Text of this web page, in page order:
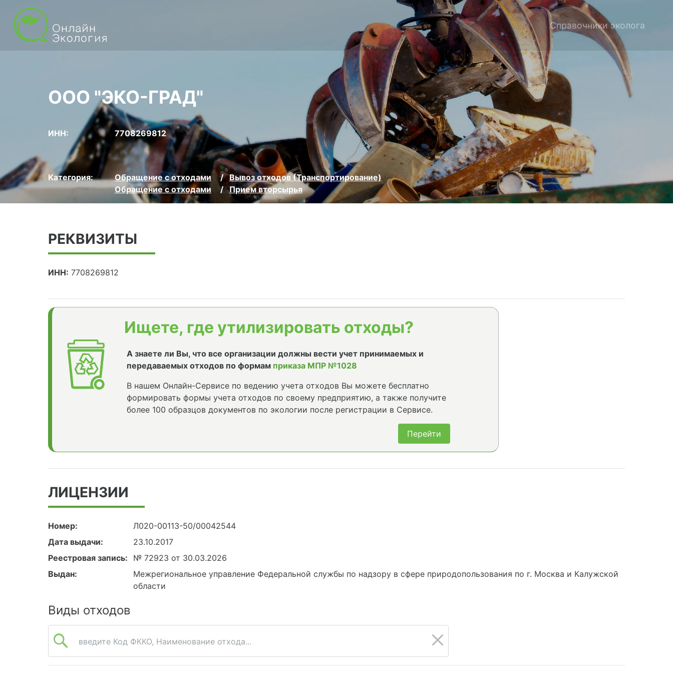
Справочники эколога
ООО "ЭКО-ГРАД"
ИНН: 7708269812
Категория: Обращение с отходами
Вывоз отходов (Транспортирование)
Обращение с отходами
Прием вторсырья
РЕКВИЗИТЫ
ИНН: 7708269812
Ищете, где утилизировать отходы?
А знаете ли Вы, что все организации должны вести учет принимаемых и
передаваемых отходов по формам приказа МПР №1028
В нашем Онлайн-Сервисе по ведению учета отходов Вы можете бесплатно
формировать формы учета отходов по своему предприятию, а также получите
более 100 образцов документов по экологии после регистрации в Сервисе.
Перейти
ЛИЦЕНЗИИ
Номер:
Л020-00113-50/00042544
Дата выдачи:
23.10.2017
Реестровая запись:
№ 72923 от 30.03.2026
Выдан:
Межрегиональное управление Федеральной службы по надзору в сфере природопользования по г. Москва и Калужской
области
Виды отходов
введите Код ФККО, Наименование отхода...